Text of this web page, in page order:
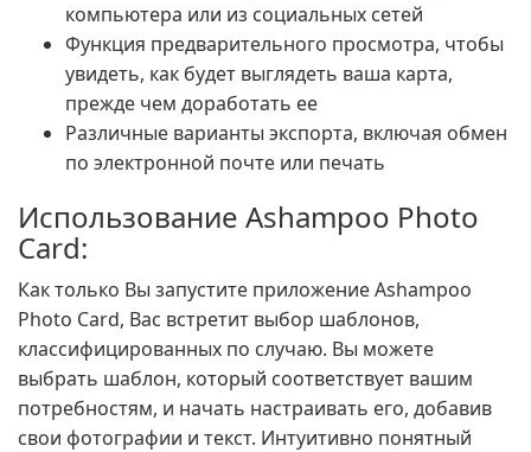
компьютера или из социальных сетей
Функция предварительного просмотра, чтобы
увидеть, как будет выглядеть ваша карта,
прежде чем доработать ее
Различные варианты экспорта, включая обмен
по электронной почте или печать
Использование Ashampoo Photo
Card:
Как только Вы запустите приложение Ashampoo
Photo Card, Вас встретит выбор шаблонов,
классифицированных по случаю. Вы можете
выбрать шаблон, который соответствует вашим
потребностям, и начать настраивать его, добавив
свои фотографии и текст. Интуитивно понятный